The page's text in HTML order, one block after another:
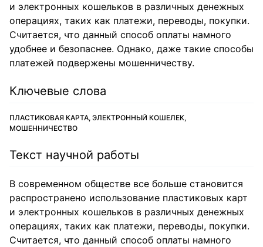
и электронных кошельков в различных денежных
операциях, таких как платежи, переводы, покупки.
Считается, что данный способ оплаты намного
удобнее и безопаснее. Однако, даже такие способы
платежей подвержены мошенничеству.
Ключевые слова
ПЛАСТИКОВАЯ КАРТА, ЭЛЕКТРОННЫЙ КОШЕЛЕК,
МОШЕННИЧЕСТВО
Текст научной работы
В современном обществе все больше становится
распространено использование пластиковых карт
и электронных кошельков в различных денежных
операциях, таких как платежи, переводы, покупки.
Считается, что данный способ оплаты намного